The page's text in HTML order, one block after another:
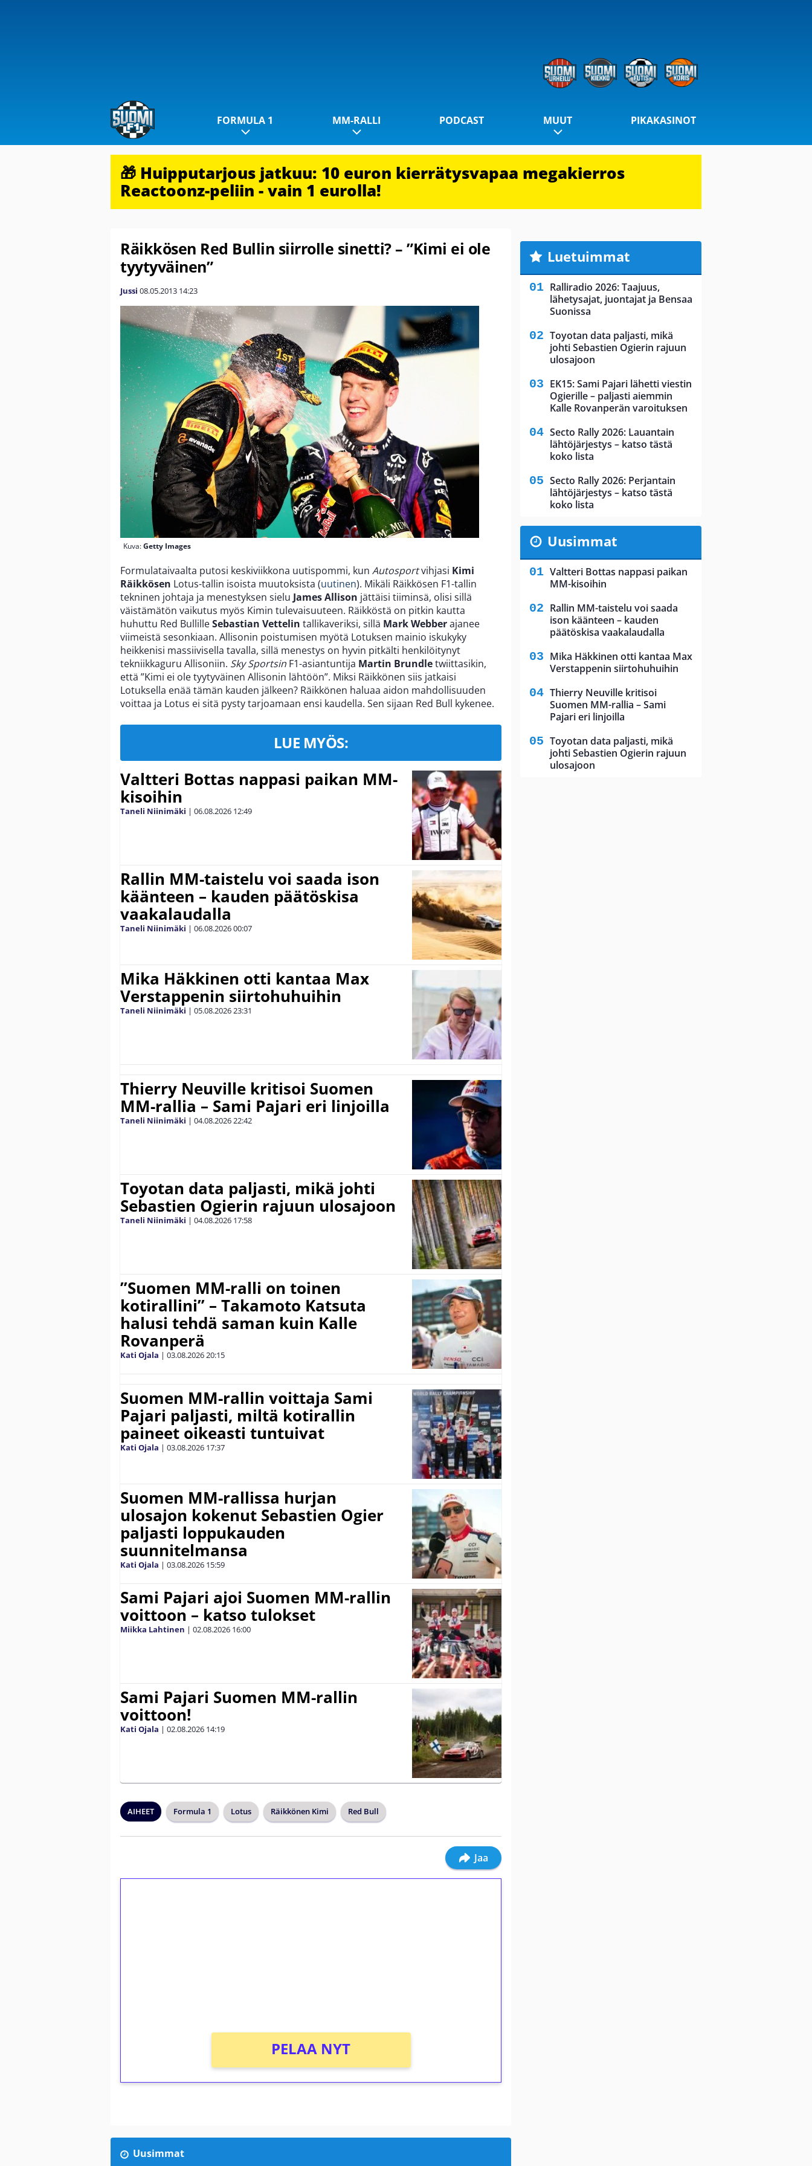
FORMULA 1 MM-RALLI PODCAST MUUT PIKAKASINOT
🎁 Huipputarjous jatkuu: 10 euron kierrätysvapaa megakierros
Reactoonz-peliin - vain 1 eurolla!
Räikkösen Red Bullin siirrolle sinetti? – ”Kimi ei ole
tyytyväinen”
Jussi 08.05.2013 14:23
Kuva:Getty Images
Formulataivaalta putosi keskiviikkona uutispommi, kun Autosportvihjasi Kimi
Räikkösen Lotus-tallin isoista muutoksista (uutinen). Mikäli Räikkösen F1-tallin
tekninen johtaja ja menestyksen sielu James Allison jättäisi tiiminsä, olisi sillä
väistämätön vaikutus myös Kimin tulevaisuuteen. Räikköstä on pitkin kautta
huhuttu Red BullilleSebastian Vettelin tallikaveriksi, sillä Mark Webberajanee
viimeistä sesonkiaan. Allisonin poistumisen myötä Lotuksen mainio iskukyky
heikkenisi massiivisella tavalla, sillä menestys on hyvin pitkälti henkilöitynyt
tekniikkaguru Allisoniin. Sky Sportsin F1-asiantuntija Martin Brundletwiittasikin,
että ”Kimi ei ole tyytyväinen Allisonin lähtöön”. Miksi Räikkönen siis jatkaisi
Lotuksella enää tämän kauden jälkeen? Räikkönen haluaa aidon mahdollisuuden
voittaa ja Lotus ei sitä pysty tarjoamaan ensi kaudella. Sen sijaan Red Bull kykenee.
LUE MYÖS:
Valtteri Bottas nappasi paikan MM-
kisoihin
Taneli Niinimäki | 06.08.2026 12:49
Rallin MM-taistelu voi saada ison
käänteen – kauden päätöskisa
vaakalaudalla
Taneli Niinimäki | 06.08.202600:07
Mika Häkkinen otti kantaa Max
Verstappenin siirtohuhuihin
Taneli Niinimäki | 05.08.202623:31
Thierry Neuville kritisoi Suomen
MM-rallia – Sami Pajari eri linjoilla
Taneli Niinimäki | 04.08.202622:42
Toyotan data paljasti, mikä johti
Sebastien Ogierin rajuun ulosajoon
Taneli Niinimäki | 04.08.2026 17:58
”Suomen MM-ralli on toinen
kotirallini” – Takamoto Katsuta
halusi tehdä saman kuin Kalle
Rovanperä
Kati Ojala | 03.08.202620:15
Suomen MM-rallin voittaja Sami
Pajari paljasti, miltä kotirallin
paineet oikeasti tuntuivat
Kati Ojala | 03.08.2026 17:37
Suomen MM-rallissa hurjan
ulosajon kokenut Sebastien Ogier
paljasti loppukauden
suunnitelmansa
Kati Ojala | 03.08.2026 15:59
Sami Pajari ajoi Suomen MM-rallin
voittoon – katso tulokset
Miikka Lahtinen | 02.08.2026 16:00
Sami Pajari Suomen MM-rallin
voittoon!
Kati Ojala | 02.08.2026 14:19
AIHEET Formula 1 Lotus Räikkönen Kimi Red Bull
Jaa
PELAA NYT
Uusimmat
Luetuimmat
Ralliradio 2026: Taajuus,
lähetysajat, juontajat ja Bensaa
Suonissa
Toyotan data paljasti, mikä
johti Sebastien Ogierin rajuun
ulosajoon
EK15: Sami Pajari lähetti viestin
Ogierille – paljasti aiemmin
Kalle Rovanperän varoituksen
Secto Rally 2026: Lauantain
lähtöjärjestys – katso tästä
koko lista
Secto Rally 2026: Perjantain
lähtöjärjestys – katso tästä
koko lista
Uusimmat
Valtteri Bottas nappasi paikan
MM-kisoihin
Rallin MM-taistelu voi saada
ison käänteen – kauden
päätöskisa vaakalaudalla
Mika Häkkinen otti kantaa Max
Verstappenin siirtohuhuihin
Thierry Neuville kritisoi
Suomen MM-rallia – Sami
Pajari eri linjoilla
Toyotan data paljasti, mikä
johti Sebastien Ogierin rajuun
ulosajoon